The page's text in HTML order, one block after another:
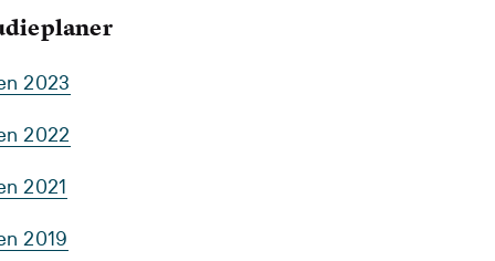
2023
2022
2021
2019